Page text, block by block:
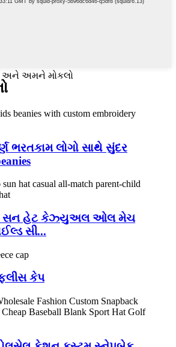
અને અમને મોકલો
ભરતકામ લોગો સાથે સુંદર
સન હેટ કેઝ્યુઅલ ઓલ મેચ
સી...
કેપ